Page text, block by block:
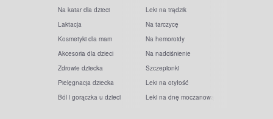
Na katar dla dzieci
Laktacja
Kosmetyki dla mam
Akcesoria dla dzieci
Zdrowie dziecka
Pielęgnacja dziecka
Ból i gorączka u dzieci
Leki na trądzik
Na tarczycę
Na hemoroidy
Na nadciśnienie
Szczepionki
Leki na otyłość
Leki na dnę moczanową